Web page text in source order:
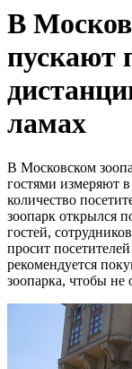
В
пускают
ламах
В Московском
гостями измеряют
количество
зоопарк открылся
гостей,
просит
рекомендуется
зоопарка, чтобы не